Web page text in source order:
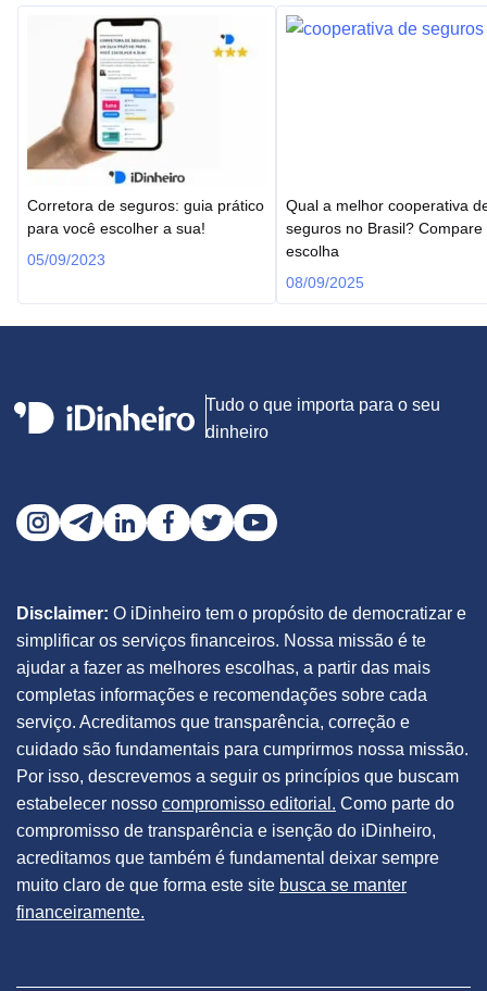
Corretora de seguros: guia prático
para você escolher a sua!
05/09/2023
Qual a melhor cooperativa
seguros no Brasil? Compare
escolha
08/09/2025
Tudo o que importa para o seu
dinheiro
Disclaimer: O iDinheiro tem o propósito de democratizar e
simplificar os serviços financeiros. Nossa missão é te
ajudar a fazer as melhores escolhas, a partir das mais
completas informações e recomendações sobre cada
serviço. Acreditamos que transparência, correção e
cuidado são fundamentais para cumprirmos nossa missão.
Por isso, descrevemos a seguir os princípios que buscam
estabelecer nosso compromisso editorial. Como parte do
compromisso de transparência e isenção do iDinheiro,
acreditamos que também é fundamental deixar sempre
muito claro de que forma este site busca se manter
financeiramente.